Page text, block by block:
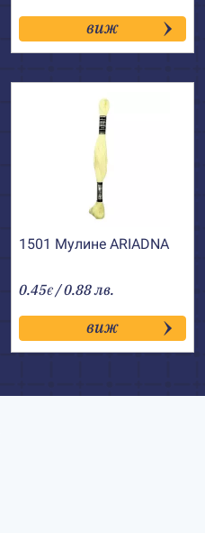
виж
1501 Мулине АRIADNA
0.45€ / 0.88 лв.
виж